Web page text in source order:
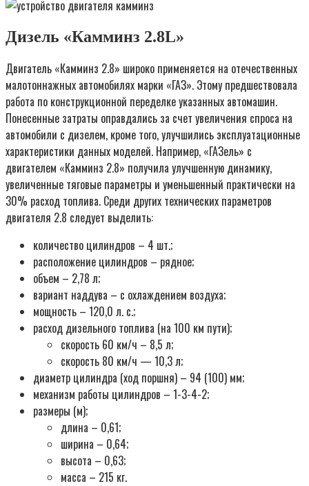
Дизель «Камминз 2.8L»
Двигатель «Камминз 2.8» широко применяется на отечественных
малотоннажных автомобилях марки «ГАЗ». Этому предшествовала
работа по конструкционной переделке указанных автомашин.
Понесенные затраты оправдались за счет увеличения спроса на
автомобили с дизелем, кроме того, улучшились эксплуатационные
характеристики данных моделей. Например, «ГАЗель» с
двигателем «Камминз 2.8» получила улучшенную динамику,
увеличенные тяговые параметры и уменьшенный практически на
30% расход топлива. Среди других технических параметров
двигателя 2.8 следует выделить:
количество цилиндров – 4 шт.;
расположение цилиндров – рядное;
объем – 2,78 л;
вариант наддува – с охлаждением воздуха;
мощность – 120,0 л. с.;
расход дизельного топлива (на 100 км пути);
скорость 60 км/ч – 8,5 л;
скорость 80 км/ч — 10,3 л;
диаметр цилиндра (ход поршня) – 94 (100) мм;
механизм работы цилиндров – 1-3-4-2;
размеры (м);
длина – 0,61;
ширина – 0,64;
высота – 0,63;
масса – 215 кг.